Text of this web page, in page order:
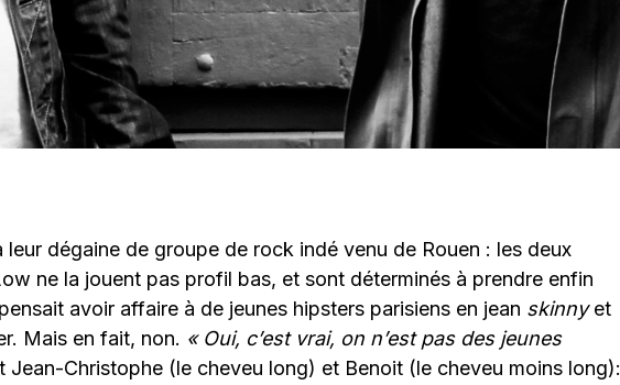
leur dégaine de groupe de rock indé venu de Rouen : les deux
ne la jouent pas profil bas, et sont déterminés à prendre enfin
avoir affaire à de jeunes hipsters parisiens en jean skinnyet
Mais en fait, non. « Oui, c’est vrai, on n’est pas des jeunes
Jean-Christophe (le cheveu long) et Benoit (le cheveu moins long):